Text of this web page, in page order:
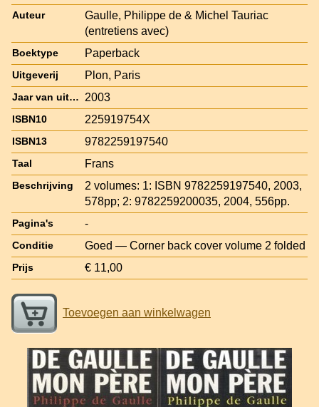
Auteur
Gaulle, Philippe de & Michel Tauriac
(entretiens avec)
Boektype Paperback
Uitgeverij Plon, Paris
Jaar van uitgave 2003
ISBN10 225919754X
ISBN13 9782259197540
Taal Frans
Beschrijving
2 volumes: 1: ISBN 9782259197540, 2003,
578pp; 2: 9782259200035, 2004, 556pp.
Pagina's -
Conditie Goed — Corner back cover volume 2 folded
Prijs € 11,00
Toevoegen aan winkelwagen